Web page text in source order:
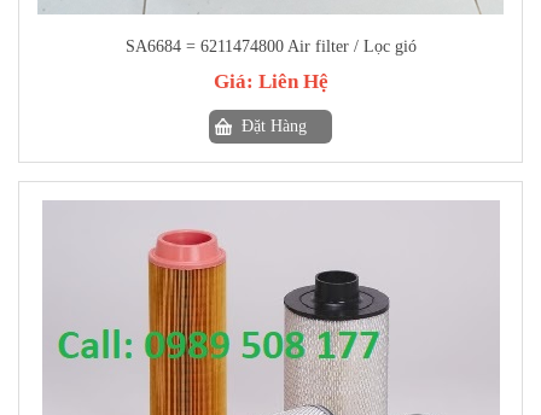
SA6684 = 6211474800 Air filter / Lọc gió
Giá: Liên Hệ
Đặt Hàng